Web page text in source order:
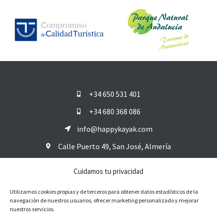
Cuidamos tu privacidad
Utilizamos cookies propias y de terceros para obtener datos estadísticos de la
navegación de nuestros usuarios, ofrecer marketing personalizado y mejorar
nuestros servicios.
+34 650 531 401
+34 680 368 086
info@happykayak.com
Calle Puerto 49, San José, Almería
Aviso legal
Política de privacidad